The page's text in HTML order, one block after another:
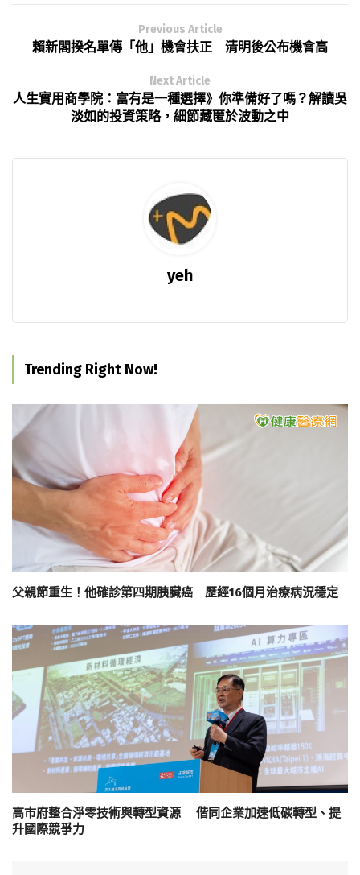
Previous Article
賴新閣揆名單傳「他」機會扶正 清明後公布機會高
Next Article
人生實用商學院：富有是一種選擇》你準備好了嗎？解讀吳
淡如的投資策略，細節藏匿於波動之中
yeh
Trending Right Now!
父親節重生！他確診第四期胰臟癌 歷經16個月治療病況穩定
高市府整合淨零技術與轉型資源 偕同企業加速低碳轉型、提
升國際競爭力